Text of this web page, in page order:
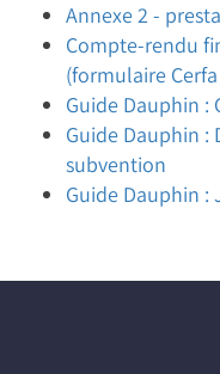
Annexe 2 -
Compte-rendu
(formulaire Cerfa
Guide Dauphin :
Guide Dauphin :
subvention
Guide Dauphin